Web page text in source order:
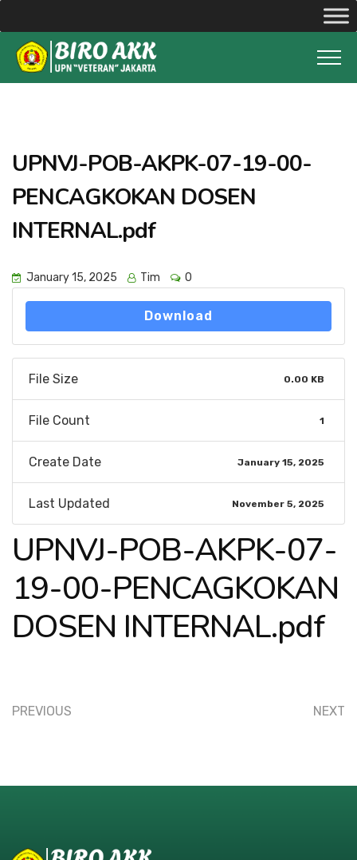
UPNVJ-POB-AKPK-07-19-00-
PENCAGKOKAN DOSEN
INTERNAL.pdf
January 15, 2025 Tim 0
Download
File Size 0.00 KB
File Count 1
Create Date January 15, 2025
Last Updated November 5, 2025
UPNVJ-POB-AKPK-07-
19-00-PENCAGKOKAN
DOSEN INTERNAL.pdf
PREVIOUS NEXT